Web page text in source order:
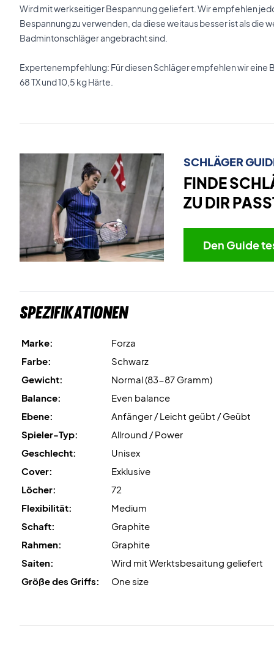
Wird mit werkseitiger Bespannung geliefert. Wir empfehlen
Bespannung zu verwenden, da diese weitaus besser ist als die
Badmintonschläger angebracht sind.
Expertenempfehlung: Für diesen Schläger empfehlen wir eine
68 TX und 10,5 kg Härte.
SCHLÄGER
FINDE
ZU DIR
Den Guide
Spezifikationen
Marke:
Forza
Farbe:
Schwarz
Gewicht:
Normal (83-87 Gramm)
Balance:
Even balance
Ebene:
Anfänger / Leicht geübt / Geübt
Spieler-Typ:
Allround / Power
Geschlecht:
Unisex
Cover:
Exklusive
Löcher:
72
Flexibilität:
Medium
Schaft:
Graphite
Rahmen:
Graphite
Saiten:
Wird mit Werktsbesaitung geliefert
Größe des Griffs:
One size